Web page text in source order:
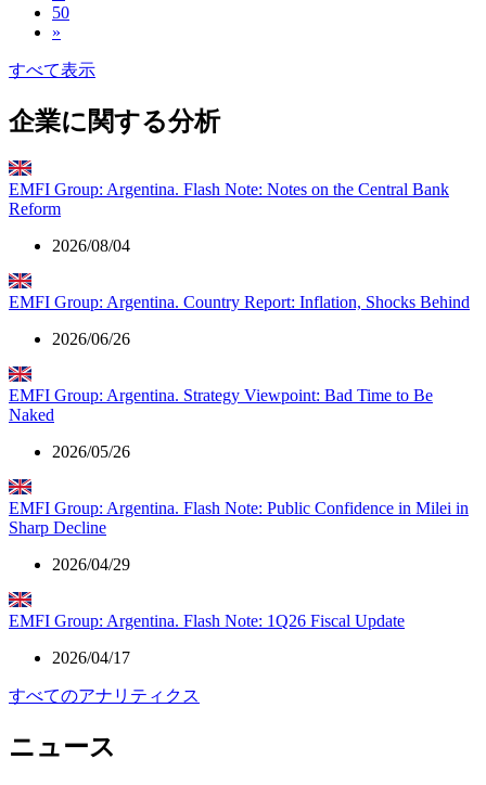
50
»
すべて表示
企業に関する分析
EMFI Group: Argentina. Flash Note: Notes on the Central Bank
Reform
2026/08/04
EMFI Group: Argentina. Country Report: Inflation, Shocks Behind
2026/06/26
EMFI Group: Argentina. Strategy Viewpoint: Bad Time to Be
Naked
2026/05/26
EMFI Group: Argentina. Flash Note: Public Confidence in Milei in
Sharp Decline
2026/04/29
EMFI Group: Argentina. Flash Note: 1Q26 Fiscal Update
2026/04/17
すべてのアナリティクス
ニュース